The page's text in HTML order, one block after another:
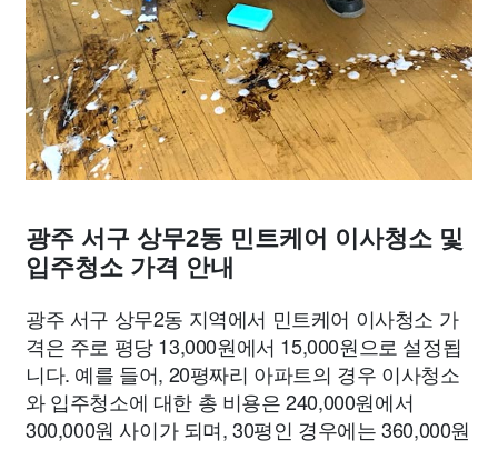
광주 서구 상무2동 민트케어 이사청소 및
입주청소 가격 안내
광주 서구 상무2동 지역에서 민트케어 이사청소 가
격은 주로 평당 13,000원에서 15,000원으로 설정됩
니다. 예를 들어, 20평짜리 아파트의 경우 이사청소
와 입주청소에 대한 총 비용은 240,000원에서
300,000원 사이가 되며, 30평인 경우에는 360,000원